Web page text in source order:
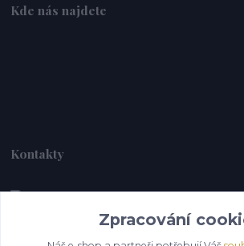
Kde nás najdete
Kontakty
Alebrije@alebrije.cz
Zpracování